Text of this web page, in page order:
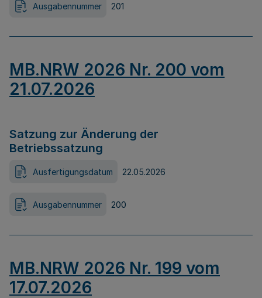
Ausgabennummer 201
MB.NRW 2026 Nr. 200 vom
21.07.2026
Satzung zur Änderung der
Betriebssatzung
Ausfertigungsdatum 22.05.2026
Ausgabennummer 200
MB.NRW 2026 Nr. 199 vom
17.07.2026